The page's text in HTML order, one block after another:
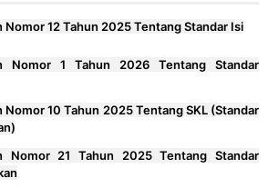
Nomor 12 Tahun 2025 Tentang Standar Isi
Nomor 1 Tahun 2026 Tentang Standar
Nomor 10 Tahun 2025 Tentang SKL (Standar
Nomor 21 Tahun 2025 Tentang Standar